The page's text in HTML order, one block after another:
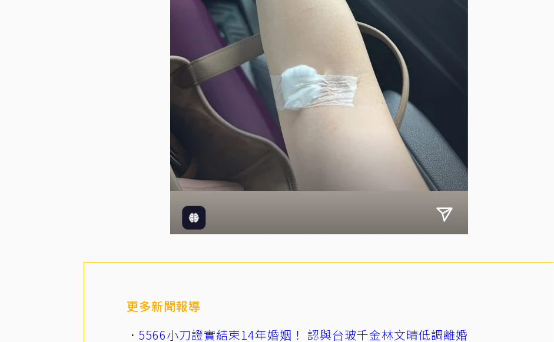
更多新聞報導
5566小刀證實結束14年婚姻！ 認與台玻千金林文晴低調離婚